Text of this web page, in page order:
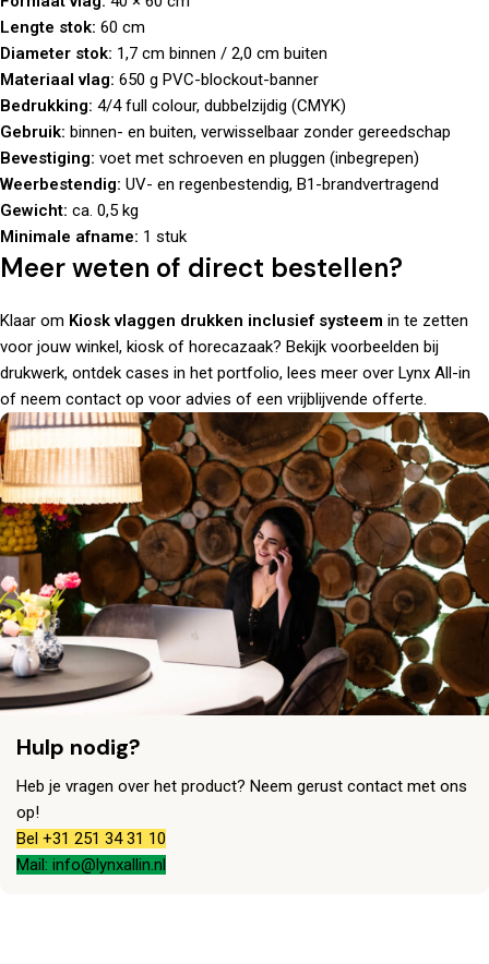
Lengte stok: 60 cm
Diameter stok: 1,7 cm binnen / 2,0 cm buiten
Materiaal vlag: 650 g PVC-blockout-banner
Bedrukking: 4/4 full colour, dubbelzijdig (CMYK)
Gebruik: binnen- en buiten, verwisselbaar zonder gereedschap
Bevestiging: voet met schroeven en pluggen (inbegrepen)
Weerbestendig: UV- en regenbestendig, B1-brandvertragend
Gewicht: ca. 0,5 kg
Minimale afname: 1 stuk
Meer weten of direct bestellen?
Klaar om Kiosk vlaggen drukken inclusief systeem in te zetten
voor jouw winkel, kiosk of horecazaak? Bekijk voorbeelden bij
drukwerk, ontdek cases in het portfolio, lees meer over Lynx All-in
of neem contact op voor advies of een vrijblijvende offerte.
Hulp nodig?
Heb je vragen over het product? Neem gerust contact met ons
op!
Bel +31 251 34 31 10
Mail: info@lynxallin.nl